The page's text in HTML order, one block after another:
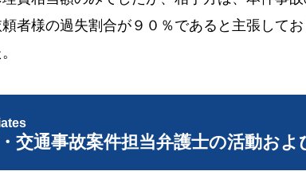
者様の過失割合が９０％であると主張して
交通事故案件担当弁護士の活動およ